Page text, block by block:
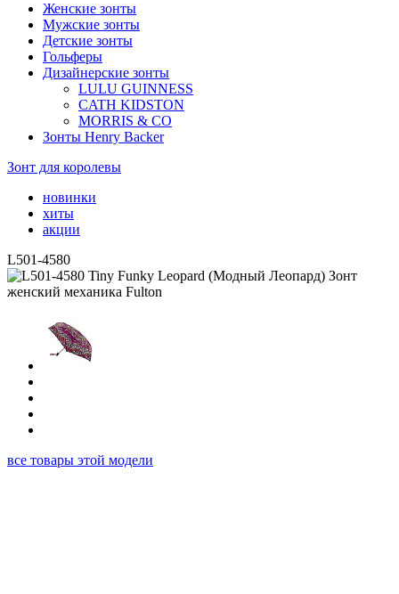
Женские зонты
Мужские зонты
Детские зонты
Гольферы
Дизайнерские зонты
LULU GUINNESS
CATH KIDSTON
MORRIS & CO
Зонты Henry Backer
Зонт для королевы
новинки
хиты
акции
L501-4580
все товары этой модели